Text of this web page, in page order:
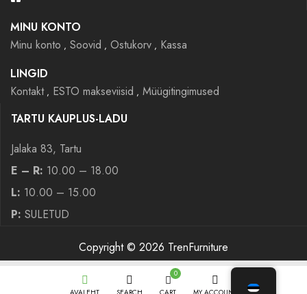
MINU KONTO
Minu konto
Soovid Ostukorv
Kassa
LINGID
Kontakt
ESTO makseviisid
Müügitingimused
TARTU KAUPLUS-LADU
Jalaka 83, Tartu
E – R: 10.00 – 18.00
L: 10.00 – 15.00
P: SULETUD
Copyright © 2026 TrenFurniture
0